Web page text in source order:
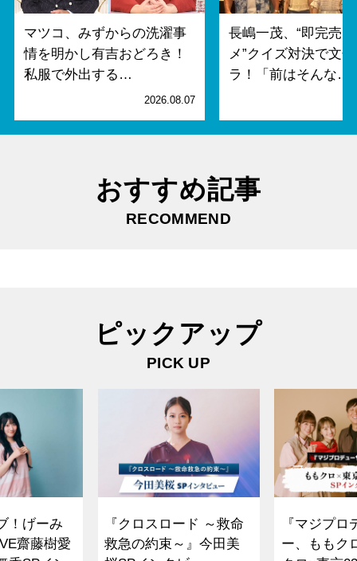
マツコ、みずからの洗濯事
情を明かし有吉おどろき！
私服で外出する…
2026.08.07
長嶋一茂、“即完売
メ”クイズ対決で文
ラ！「前はそんな…
おすすめ記事
RECOMMEND
ピックアップ
PICK UP
！げーみ
齋藤樹愛
『クロスロード ～救命
救急の約束～』今田美
『マジプロ
ー、ももク